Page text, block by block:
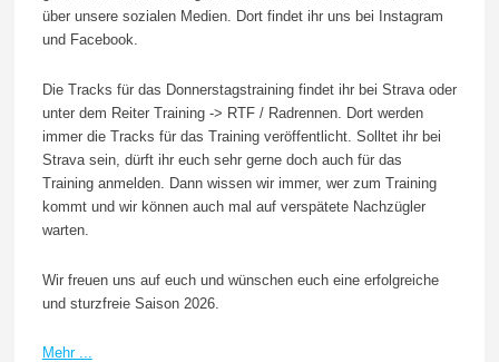
über unsere sozialen Medien. Dort findet ihr uns bei Instagram
und Facebook.
Die Tracks für das Donnerstagstraining findet ihr bei Strava oder
unter dem Reiter Training -> RTF / Radrennen. Dort werden
immer die Tracks für das Training veröffentlicht. Solltet ihr bei
Strava sein, dürft ihr euch sehr gerne doch auch für das
Training anmelden. Dann wissen wir immer, wer zum Training
kommt und wir können auch mal auf verspätete Nachzügler
warten.
Wir freuen uns auf euch und wünschen euch eine erfolgreiche
und sturzfreie Saison 2026.
Mehr ...